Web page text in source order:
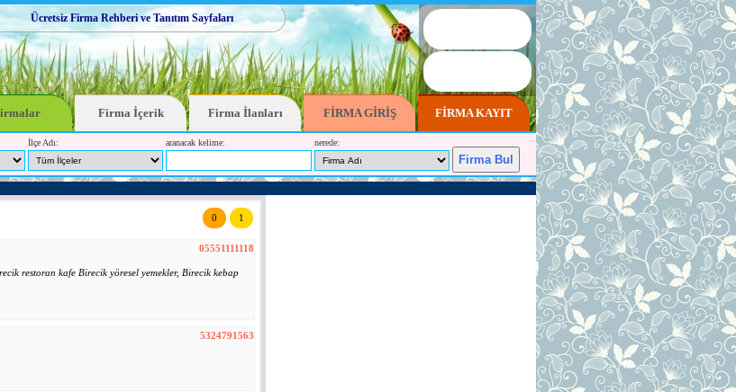
Ücretsiz Firma Rehberi ve Tanıtım Sayfaları
Firma İçerik Firma İlanları FİRMA GİRİŞ FİRMA KAYIT
İlçe Adı: aranacak kelime: nerede:
0 1
05551111118
restoran kafe Birecik yöresel yemekler, Birecik kebap
5324791563